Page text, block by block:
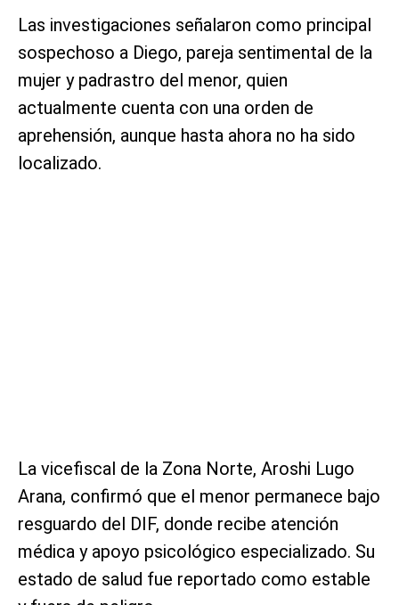
Las investigaciones señalaron como principal
sospechoso a Diego, pareja sentimental de la
mujer y padrastro del menor, quien
actualmente cuenta con una orden de
aprehensión, aunque hasta ahora no ha sido
localizado.
La vicefiscal de la Zona Norte, Aroshi Lugo
Arana, confirmó que el menor permanece bajo
resguardo del DIF, donde recibe atención
médica y apoyo psicológico especializado. Su
estado de salud fue reportado como estable